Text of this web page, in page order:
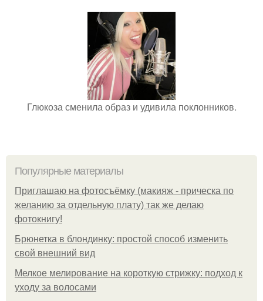
Глюкоза сменила образ и удивила поклонников.
Популярные материалы
Приглашаю на фотосъёмку (макияж - прическа по
желанию за отдельную плату) так же делаю
фотокнигу!
Брюнетка в блондинку: простой способ изменить
свой внешний вид
Мелкое мелирование на короткую стрижку: подход к
уходу за волосами